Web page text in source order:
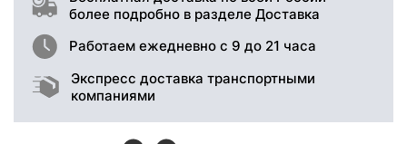
более подробно в разделе Доставка
Работаем ежедневно с 9 до 21 часа
Экспресс доставка транспортными
компаниями